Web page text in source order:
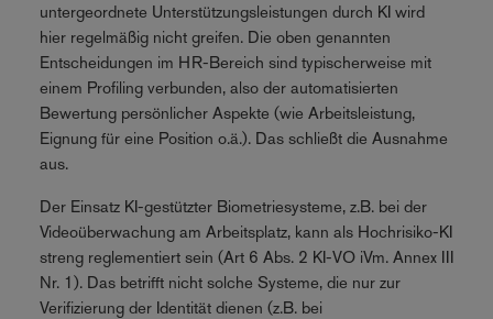
untergeordnete Unterstützungsleistungen durch KI wird
hier regelmäßig nicht greifen. Die oben genannten
Entscheidungen im HR-Bereich sind typischerweise mit
einem Profiling verbunden, also der automatisierten
Bewertung persönlicher Aspekte (wie Arbeitsleistung,
Eignung für eine Position o.ä.). Das schließt die Ausnahme
aus.
Der Einsatz KI-gestützter Biometriesysteme, z.B. bei der
Videoüberwachung am Arbeitsplatz, kann als Hochrisiko-KI
streng reglementiert sein (Art 6 Abs. 2 KI-VO iVm. Annex III
Nr. 1). Das betrifft nicht solche Systeme, die nur zur
Verifizierung der Identität dienen (z.B. bei